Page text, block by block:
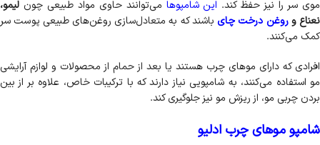
موی سر را نیز حفظ کند. این شامپوها می‌توانند حاوی مواد طبیعی چون لیمو،
نعناع وروغن درخت چای باشند که به متعادل‌سازی روغن‌های طبیعی پوست سر
کمک می‌کنند.
افرادی که دارای موهای چرب هستند یا بعد از حمام از محصولات و لوازم آرایشی
مو استفاده می‌کنند، به شامپویی نیاز دارند که با ترکیبات خاص، علاوه بر از بین
بردن چربی مو، از ریزش مو نیز جلوگیری کند.
شامپو موهای چرب ادلیو